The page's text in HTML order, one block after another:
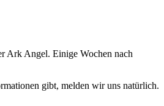
Ark Angel. Einige Wochen nach
gibt, melden wir uns natürlich.